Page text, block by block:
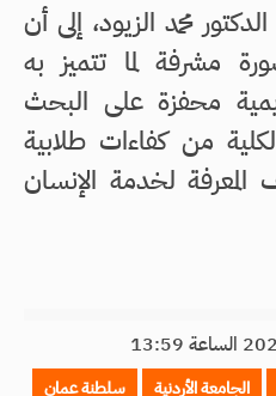
محمد الزيود، إلى أن
مشرفة لما تتميز به
محفزة على البحث
من كفاءات طلابية
لخدمة الإنسان
الجامعة الأردنية
سلطنة عمان